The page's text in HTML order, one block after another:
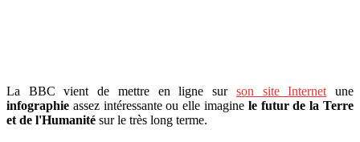
La BBC vient de mettre en ligne sur son site Internetune
infographie assez intéressante ou elle imagine le futur de la Terre
et de l'Humanité sur le très long terme.